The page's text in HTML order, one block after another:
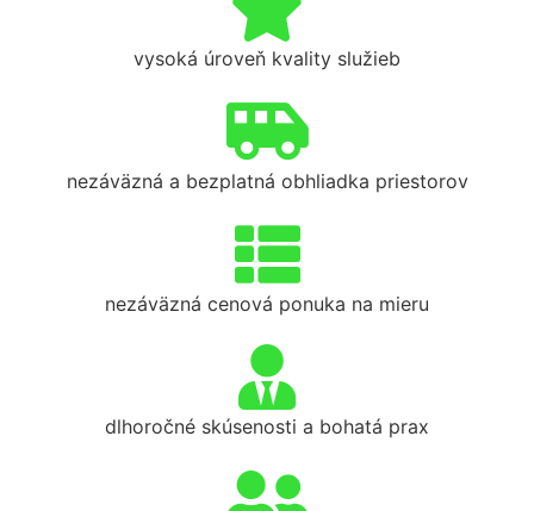
vysoká úroveň kvality služieb
nezáväzná a bezplatná obhliadka priestorov
nezáväzná cenová ponuka na mieru
dlhoročné skúsenosti a bohatá prax